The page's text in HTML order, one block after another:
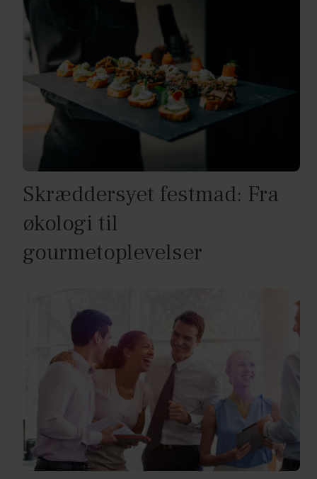
Skræddersyet festmad: Fra
økologi til
gourmetoplevelser